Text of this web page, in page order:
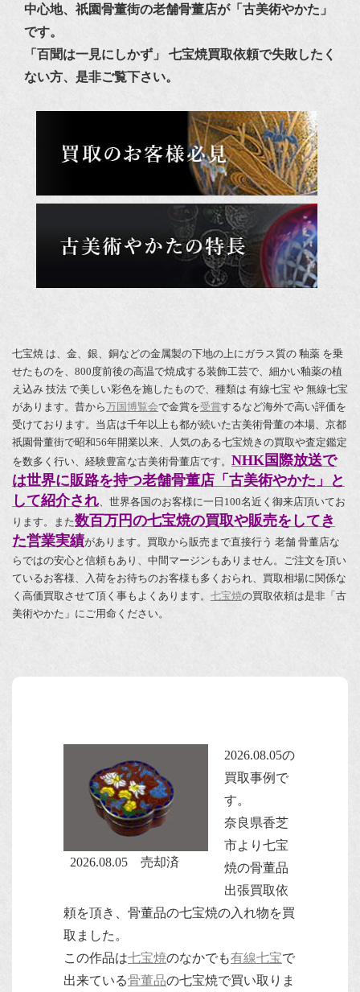
中心地、祇園骨董街の老舗骨董店が「古美術やかた」
です。
「百聞は一見にしかず」 七宝焼買取依頼で失敗したく
ない方、是非ご覧下さい。
七宝焼 は、金、銀、銅などの金属製の下地の上にガラス質の 釉薬 を乗
せたものを、800度前後の高温で焼成する装飾工芸で、細かい釉薬の植
え込み 技法 で美しい彩色を施したもので、種類は 有線七宝 や 無線七宝
があります。昔から万国博覧会で金賞を受賞するなど海外で高い評価を
受けております。当店は千年以上も都が続いた古美術骨董の本場、京都
祇園骨董街で昭和56年開業以来、人気のある七宝焼きの買取や査定鑑定
を数多く行い、経験豊富な古美術骨董店です。 NHK国際放送で
は世界に販路を持つ老舗骨董店「古美術やかた」と
して紹介され 、世界各国のお客様に一日100名近く御来店頂いてお
ります。また数百万円の七宝焼の買取や販売をしてき
た営業実績があります。買取から販売まで直接行う 老舗 骨董店な
らではの安心と信頼もあり、中間マージンもありません。ご注文を頂い
ているお客様、入荷をお待ちのお客様も多くおられ、買取相場に関係な
く高価買取させて頂く事もよくあります。 七宝焼の買取依頼は是非「古
美術やかた」にご用命ください。
2026.08.05 売却済
2026.08.05の
買取事例で
す。
奈良県香芝
市より七宝
焼の骨董品
出張買取依
頼を頂き、骨董品の七宝焼の入れ物を買
取ました。
この作品は七宝焼のなかでも有線七宝で
出来ている骨董品の七宝焼で買い取りま